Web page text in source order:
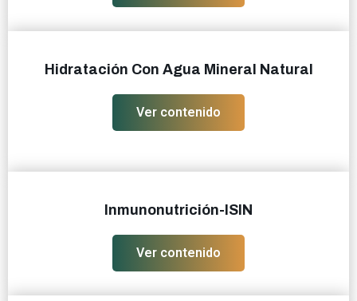
Hidratación Con Agua Mineral Natural
Ver contenido
Inmunonutrición-ISIN
Ver contenido